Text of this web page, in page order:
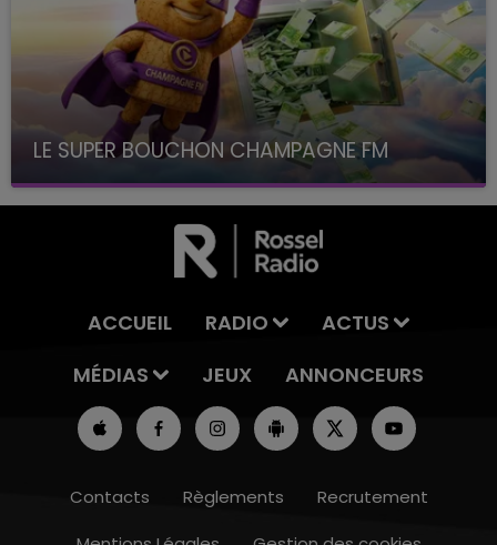
LE SUPER BOUCHON CHAMPAGNE FM
avec La Famille Champagne FM, à 8H10
ACCUEIL RADIO
ACTUS
MÉDIAS
JEUX ANNONCEURS
Contacts Règlements
Recrutement